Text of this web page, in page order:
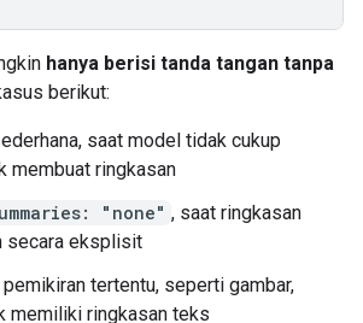
hanya berisi tanda tangan tanpa
berikut:
saat model tidak cukup
membuat ringkasan
"none" , saat ringkasan
secara eksplisit
tertentu, seperti gambar,
memiliki ringkasan teks